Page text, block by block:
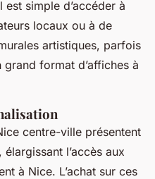
simple d’accéder à
locaux ou à de
artistiques, parfois
format d’affiches à
centre-ville présentent
l’accès aux
à Nice. L’achat sur ces